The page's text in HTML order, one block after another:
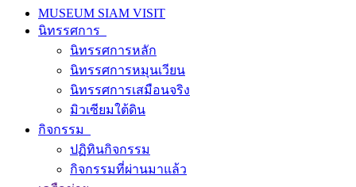
MUSEUM SIAM VISIT
นิทรรศการ
นิทรรศการหลัก
นิทรรศการหมุนเวียน
นิทรรศการเสมือนจริง
มิวเซียมใต้ดิน
กิจกรรม
ปฏิทินกิจกรรม
กิจกรรมที่ผ่านมาแล้ว